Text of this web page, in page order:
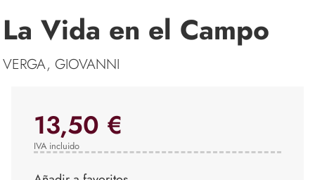
La Vida en el Campo
VERGA, GIOVANNI
13,50 €
IVA incluido